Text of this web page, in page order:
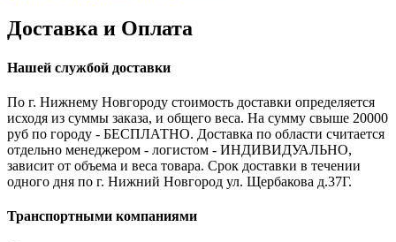
Доставка и Оплата
Нашей службой доставки
По г. Нижнему Новгороду стоимость доставки определяется
исходя из суммы заказа, и общего веса. На сумму свыше 20000
руб по городу - БЕСПЛАТНО. Доставка по области считается
отдельно менеджером - логистом - ИНДИВИДУАЛЬНО,
зависит от объема и веса товара. Срок доставки в течении
одного дня по г. Нижний Новгород ул. Щербакова д.37Г.
Транспортными компаниями